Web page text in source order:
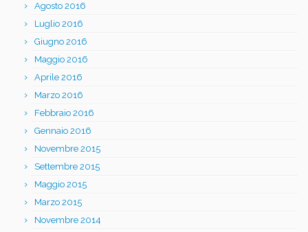
Agosto 2016
Luglio 2016
Giugno 2016
Maggio 2016
Aprile 2016
Marzo 2016
Febbraio 2016
Gennaio 2016
Novembre 2015
Settembre 2015
Maggio 2015
Marzo 2015
Novembre 2014